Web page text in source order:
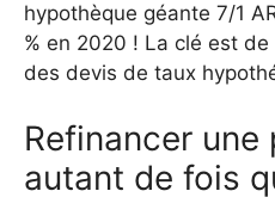
hypothèque géante 7/1
% en 2020 ! La clé est
des devis de taux
Refinancer une
autant de fois